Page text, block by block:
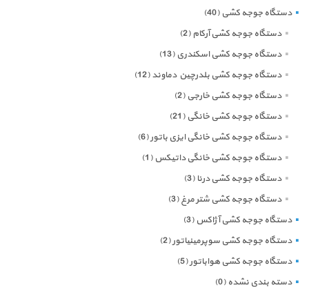
دستگاه جوجه کشی (40)
دستگاه جوجه کشی آرکام (2)
دستگاه جوجه کشی اسکندری (13)
دستگاه جوجه کشی بلدرچین دماوند(12)
دستگاه جوجه کشی خارجی (2)
دستگاه جوجه کشی خانگی (21)
دستگاه جوجه کشی خانگی ایزی باتور(6)
دستگاه جوجه کشی خانگی داتیکس (1)
دستگاه جوجه کشی درنا (3)
دستگاه جوجه کشی شتر مرغ(3)
دستگاه جوجه کشی آژاکس (3)
دستگاه جوجه کشی سوپرمینیاتور(2)
دستگاه جوجه کشی هواباتور(5)
دسته بندی نشده (0)